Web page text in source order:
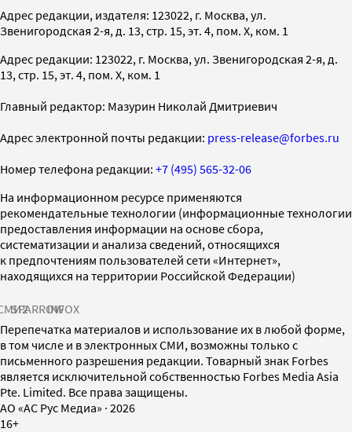
Адрес редакции, издателя: 123022, г. Москва, ул.
Звенигородская 2-я, д. 13, стр. 15, эт. 4, пом. X, ком. 1
Адрес редакции: 123022, г. Москва, ул. Звенигородская 2-я, д.
13, стр. 15, эт. 4, пом. X, ком. 1
Главный редактор: Мазурин Николай Дмитриевич
Адрес электронной почты редакции: press-release@forbes.ru
Номер телефона редакции: +7 (495) 565-32-06
На информационном ресурсе применяются
рекомендательные технологии (информационные технологии
предоставления информации на основе сбора,
систематизации и анализа сведений, относящихся
к предпочтениям пользователей сети «Интернет»,
находящихся на территории Российской Федерации)
SPARROWINFOX
Перепечатка материалов и использование их в любой форме,
в том числе и в электронных СМИ, возможны только с
письменного разрешения редакции. Товарный знак Forbes
является исключительной собственностью Forbes Media Asia
Pte. Limited. Все права защищены.
AO «АС Рус Медиа» · 2026
16+